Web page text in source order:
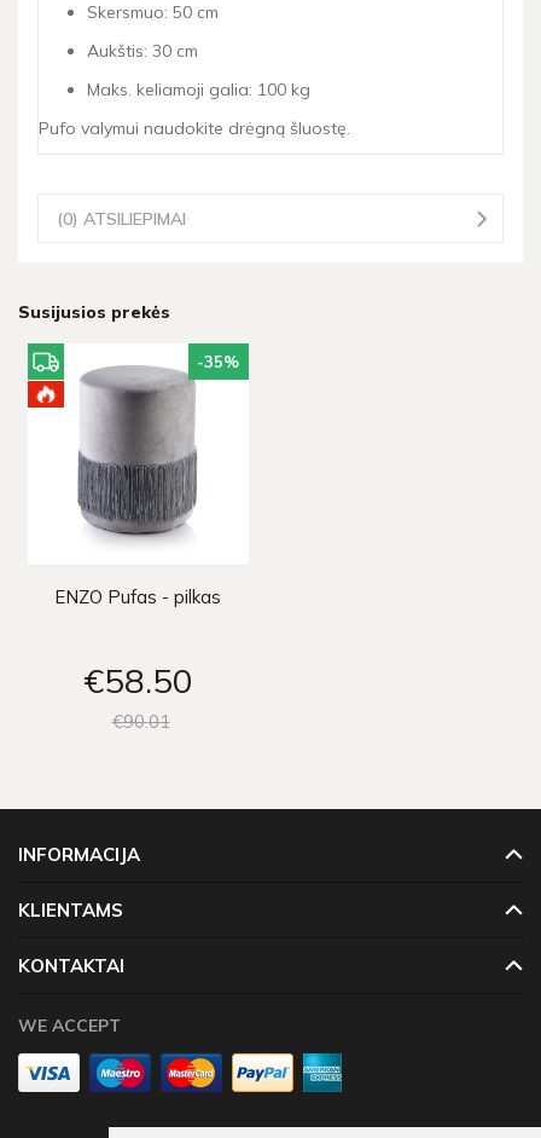
Skersmuo: 50 cm
Aukštis: 30 cm
Maks. keliamoji galia: 100 kg
Pufo valymui naudokite drėgną šluostę.
(0) ATSILIEPIMAI
Susijusios prekės
-35%
ENZO Pufas - pilkas
€58 50
€9001
INFORMACIJA
KLIENTAMS
KONTAKTAI
WE ACCEPT